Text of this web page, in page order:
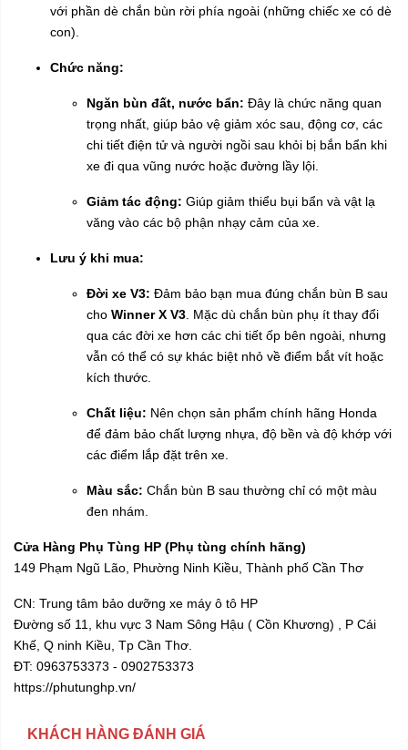
với phần dè chắn bùn rời phía ngoài (những chiếc xe có dè
con).
Chức năng:
Ngăn bùn đất, nước bẩn: Đây là chức năng quan
trọng nhất, giúp bảo vệ giảm xóc sau, động cơ, các
chi tiết điện tử và người ngồi sau khỏi bị bắn bẩn khi
xe đi qua vũng nước hoặc đường lầy lội.
Giảm tác động: Giúp giảm thiểu bụi bẩn và vật lạ
văng vào các bộ phận nhạy cảm của xe.
Lưu ý khi mua:
Đời xe V3: Đảm bảo bạn mua đúng chắn bùn B sau
cho Winner X V3 . Mặc dù chắn bùn phụ ít thay đổi
qua các đời xe hơn các chi tiết ốp bên ngoài, nhưng
vẫn có thể có sự khác biệt nhỏ về điểm bắt vít hoặc
kích thước.
Chất liệu: Nên chọn sản phẩm chính hãng Honda
để đảm bảo chất lượng nhựa, độ bền và độ khớp với
các điểm lắp đặt trên xe.
Màu sắc: Chắn bùn B sau thường chỉ có một màu
đen nhám.
Cửa Hàng Phụ Tùng HP (Phụ tùng chính hãng)
149 Phạm Ngũ Lão, Phường Ninh Kiều, Thành phố Cần Thơ
CN: Trung tâm bảo dưỡng xe máy ô tô HP
Đường số 11, khu vực 3 Nam Sông Hậu ( Cồn Khương) , P Cái
Khế, Q ninh Kiều, Tp Cần Thơ.
ĐT: 0963753373 - 0902753373
https://phutunghp.vn/
KHÁCH HÀNG ĐÁNH GIÁ